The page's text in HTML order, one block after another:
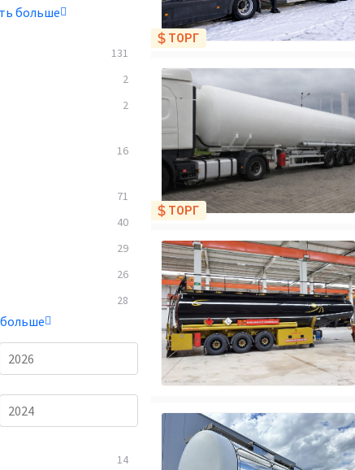
больше
131
2
2
16
71
40
29
26
28
14
ТОРГ
ТОРГ